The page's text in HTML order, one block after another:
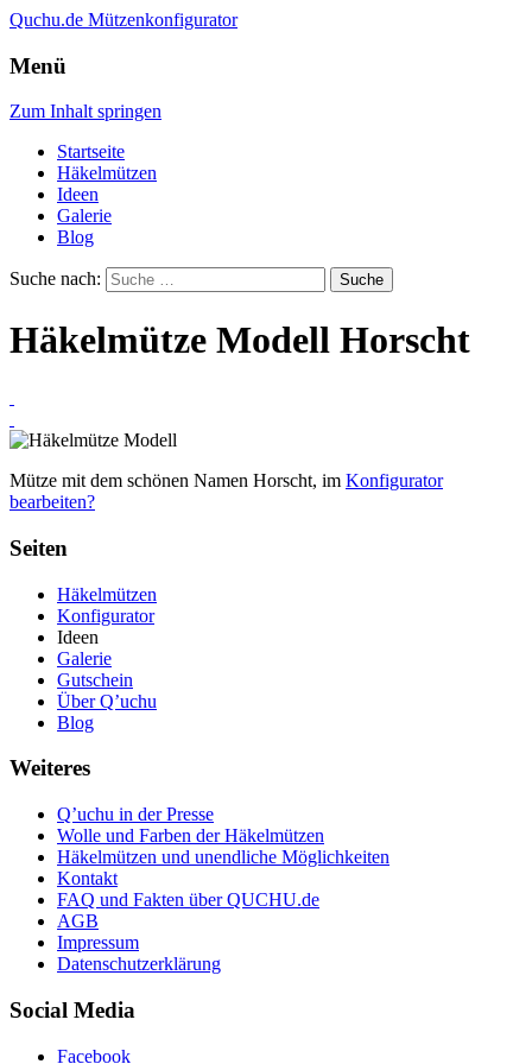
Quchu.de Mützenkonfigurator
Menü
Zum Inhalt springen
Startseite
Häkelmützen
Ideen
Galerie
Blog
Suche nach:
Häkelmütze Modell Horscht
Mütze mit dem schönen Namen Horscht, im Konfigurator
bearbeiten?
Seiten
Häkelmützen
Konfigurator
Ideen
Galerie
Gutschein
Über Q’uchu
Blog
Weiteres
Q’uchu in der Presse
Wolle und Farben der Häkelmützen
Häkelmützen und unendliche Möglichkeiten
Kontakt
FAQ und Fakten über QUCHU.de
AGB
Impressum
Datenschutzerklärung
Social Media
Facebook